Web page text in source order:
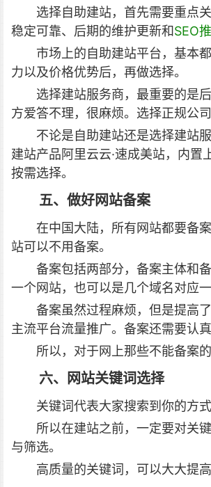
选择自助建站，首先需要重点
稳定可靠、后期的维护更新和SEO
市场上的自助建站平台，基本
力以及价格优势后，再做选择。
选择建站服务商，最重要的是
方爱答不理，很麻烦。选择正规公
不论是自助建站还是选择建站
建站产品阿里云云·速成美站，内
按需选择。
五、做好网站备案
在中国大陆，所有网站都要备
站可以不用备案。
备案包括两部分，备案主体和
一个网站，也可以是几个域名对应一
备案虽然过程麻烦，但是提高
主流平台流量推广。备案还需要认真
所以，对于网上那些不能备案
六、网站关键词选择
关键词代表大家搜索到你的方
所以在建站之前，一定要对关
与筛选。
高质量的关键词，可以大大提